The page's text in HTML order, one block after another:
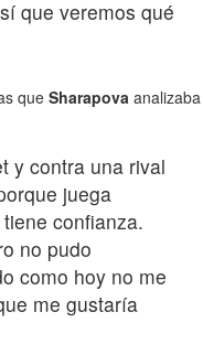
que veremos qué
que Sharapova analizaba
y contra una rival
juega
confianza.
no pudo
como hoy no me
me gustaría